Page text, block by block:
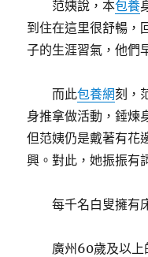
范姨說，本包養
到住在這里很舒暢，
子的生涯習氣，他們
而此包養網刻，
身推拿做活動，錘煉
但范姨仍是戴著有花
興。對此，她振振有
每千名白叟擁有
廣州60歲及以上